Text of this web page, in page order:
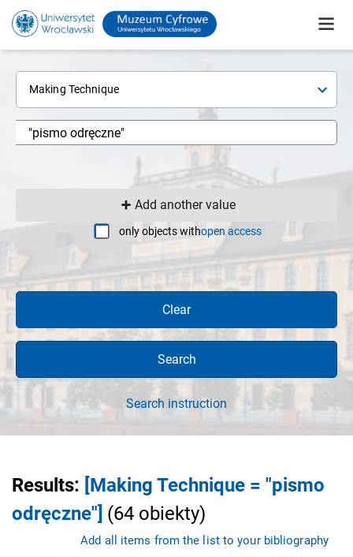
Making Technique
Add another value
only objects withopen access
Clear
Search
Search instruction
Results: [Making Technique = "pismo
odręczne"] (64 obiekty)
Add all items from the list to your bibliography